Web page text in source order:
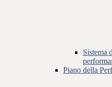
Sistema
Piano della